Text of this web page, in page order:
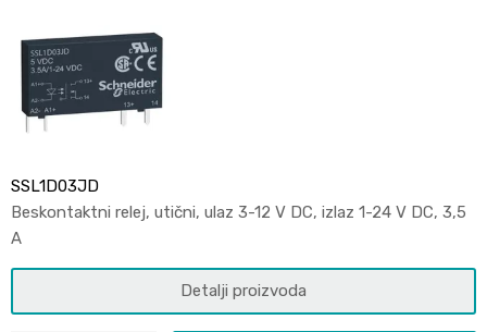
SSL1D03JD
Beskontaktni relej, utični, ulaz 3-12 V DC, izlaz 1-24 V DC, 3,5
A
Detalji proizvoda